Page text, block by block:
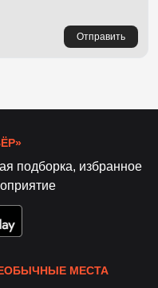
Отправить
подборка, избранное
МЕСТА